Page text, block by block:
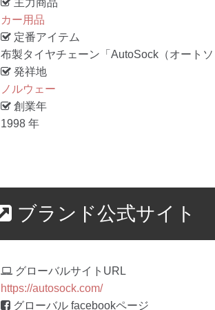
主力商品
カー用品
定番アイテム
布製タイヤチェーン「AutoSock（オートソ
発祥地
ノルウェー
創業年
1998 年
ブランド公式サイト
グローバルサイトURL
https://autosock.com/
グローバル facebookページ